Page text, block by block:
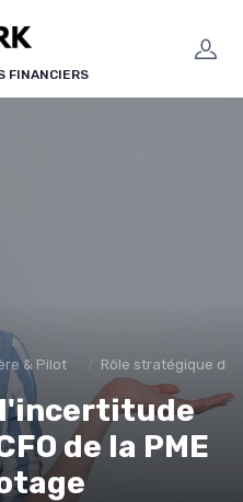
FINANCIERS
& Pilotage Rôle stratégique du
l'incertitude
de la PME